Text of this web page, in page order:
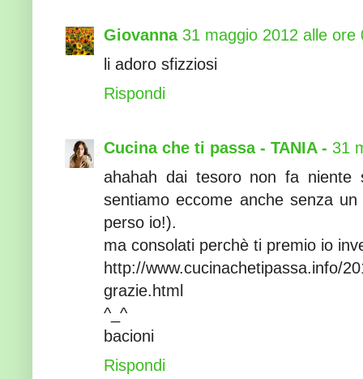
Giovanna 31 maggio 2012 alle ore
li adoro sfizziosi
Rispondi
Cucina che ti passa - TANIA - 31
ahahah dai tesoro non fa
sentiamo eccome anche senza
perso io!).
ma consolati perchè ti premio io
http://www.cucinachetipassa.info/
grazie.html
^_^
bacioni
Rispondi